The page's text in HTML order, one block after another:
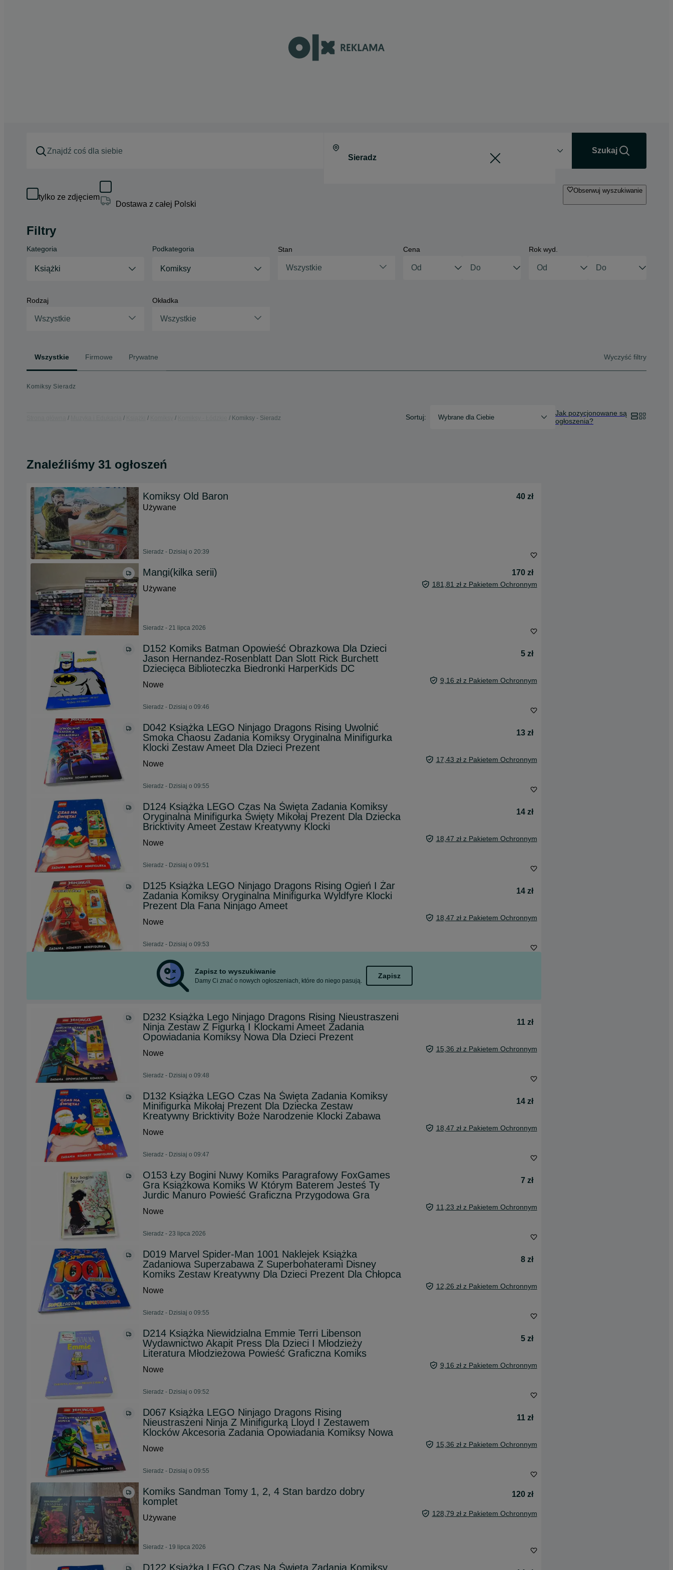
Szukaj
tylko ze zdjęciem
Dostawa z całej Polski
Obserwuj wyszukiwanie
Filtry
Kategoria
Książki
Podkategoria
Komiksy
Stan
Wszystkie
Cena Rok wyd.
Rodzaj
Wszystkie
Okładka
Wszystkie
Wszystkie Firmowe Prywatne Wyczyść filtry
Komiksy Sieradz
Komiksy - Sieradz Sortuj: Wybrane dla Ciebie
Jak pozycjonowane są
ogłoszenia?
Znaleźliśmy 31 ogłoszeń
Komiksy Old Baron
40 zł
Używane
Sieradz - Dzisiaj o 20:39
Mangi(kilka serii)
170 zł
Używane
181,81 zł z Pakietem Ochronnym
Sieradz - 21 lipca 2026
D152 Komiks Batman Opowieść Obrazkowa Dla Dzieci
Jason Hernandez-Rosenblatt Dan Slott Rick Burchett
Dziecięca Biblioteczka Biedronki HarperKids DC
5 zł
Nowe 9,16 zł z Pakietem Ochronnym
Sieradz - Dzisiaj o 09:46
D042 Książka LEGO Ninjago Dragons Rising Uwolnić
Smoka Chaosu Zadania Komiksy Oryginalna Minifigurka
Klocki Zestaw Ameet Dla Dzieci Prezent
13 zł
Nowe 17,43 zł z Pakietem Ochronnym
Sieradz - Dzisiaj o 09:55
D124 Książka LEGO Czas Na Święta Zadania Komiksy
Oryginalna Minifigurka Święty Mikołaj Prezent Dla Dziecka
Bricktivity Ameet Zestaw Kreatywny Klocki
14 zł
Nowe 18,47 zł z Pakietem Ochronnym
Sieradz - Dzisiaj o 09:51
D125 Książka LEGO Ninjago Dragons Rising Ogień I Żar
Zadania Komiksy Oryginalna Minifigurka Wyldfyre Klocki
Prezent Dla Fana Ninjago Ameet
14 zł
Nowe 18,47 zł z Pakietem Ochronnym
Sieradz - Dzisiaj o 09:53
Zapisz to wyszukiwanie
Damy Ci znać o nowych ogłoszeniach, które do niego pasują.
Zapisz
D232 Książka Lego Ninjago Dragons Rising Nieustraszeni
Ninja Zestaw Z Figurką I Klockami Ameet Zadania
Opowiadania Komiksy Nowa Dla Dzieci Prezent
11 zł
Nowe 15,36 zł z Pakietem Ochronnym
Sieradz - Dzisiaj o 09:48
D132 Książka LEGO Czas Na Święta Zadania Komiksy
Minifigurka Mikołaj Prezent Dla Dziecka Zestaw
Kreatywny Bricktivity Boże Narodzenie Klocki Zabawa
14 zł
Nowe 18,47 zł z Pakietem Ochronnym
Sieradz - Dzisiaj o 09:47
O153 Łzy Bogini Nuwy Komiks Paragrafowy FoxGames
Gra Książkowa Komiks W Którym Baterem Jesteś Ty
Jurdic Manuro Powieść Graficzna Przygodowa Gra
7 zł
Nowe 11,23 zł z Pakietem Ochronnym
Sieradz - 23 lipca 2026
D019 Marvel Spider-Man 1001 Naklejek Książka
Zadaniowa Superzabawa Z Superbohaterami Disney
Komiks Zestaw Kreatywny Dla Dzieci Prezent Dla Chłopca
8 zł
Nowe 12,26 zł z Pakietem Ochronnym
Sieradz - Dzisiaj o 09:55
D214 Książka Niewidzialna Emmie Terri Libenson
Wydawnictwo Akapit Press Dla Dzieci I Młodzieży
Literatura Młodzieżowa Powieść Graficzna Komiks
5 zł
Nowe 9,16 zł z Pakietem Ochronnym
Sieradz - Dzisiaj o 09:52
D067 Książka LEGO Ninjago Dragons Rising
Nieustraszeni Ninja Z Minifigurką Lloyd I Zestawem
Klocków Akcesoria Zadania Opowiadania Komiksy Nowa
11 zł
Nowe 15,36 zł z Pakietem Ochronnym
Sieradz - Dzisiaj o 09:55
Komiks Sandman Tomy 1, 2, 4 Stan bardzo dobry
komplet
120 zł
Używane 128,79 zł z Pakietem Ochronnym
Sieradz - 19 lipca 2026
D122 Książka LEGO Czas Na Święta Zadania Komiksy